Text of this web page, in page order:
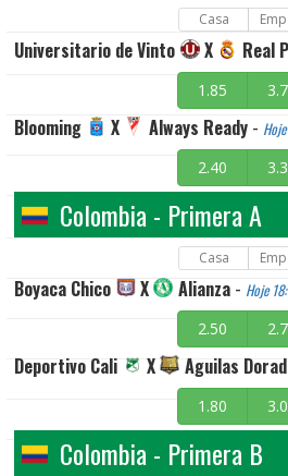
Casa
Universitario de Vinto X Real
1.85
Blooming X Always Ready -
2.40
Colombia - Primera A
Casa
Boyaca Chico X Alianza - Hoje
2.50
Deportivo Cali X Aguilas
1.80
Colombia - Primera B